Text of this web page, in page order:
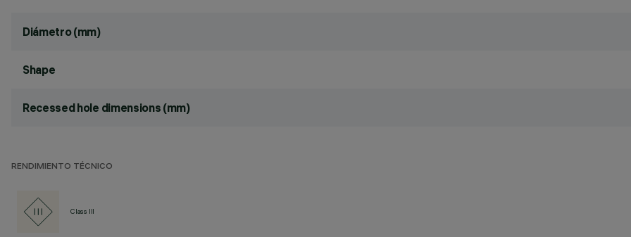
Diámetro (mm)
Shape
Recessed hole dimensions (mm)
RENDIMIENTO TÉCNICO
Class III